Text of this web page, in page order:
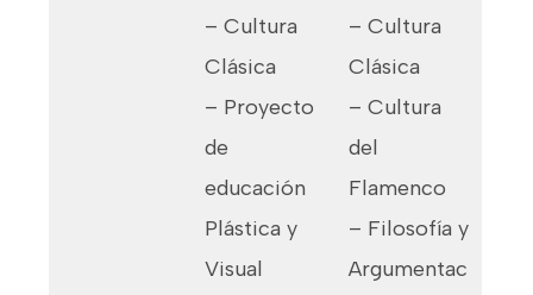
– Cultura
Clásica
– Proyecto
de
educación
Plástica y
Visual
– Cultura
Clásica
– Cultura
del
Flamenco
– Filosofía y
Argumentac